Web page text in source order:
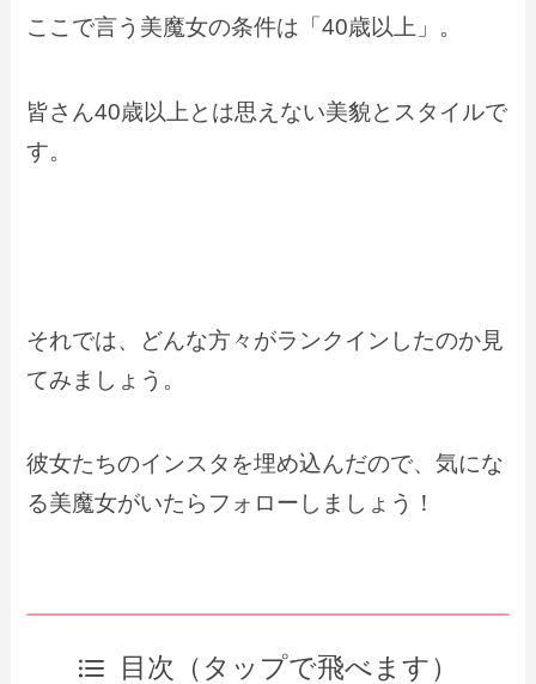
ここで言う美魔女の条件は「40歳以上」。
皆さん40歳以上とは思えない美貌とスタイルで
す。
それでは、どんな方々がランクインしたのか見
てみましょう。
彼女たちのインスタを埋め込んだので、気にな
る美魔女がいたらフォローしましょう！
目次（タップで飛べます）